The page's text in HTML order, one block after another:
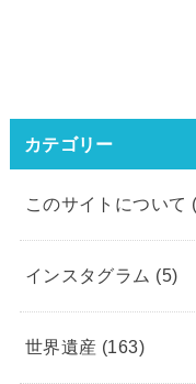
カテゴリー
このサイトについて
インスタグラム (5)
世界遺産 (163)